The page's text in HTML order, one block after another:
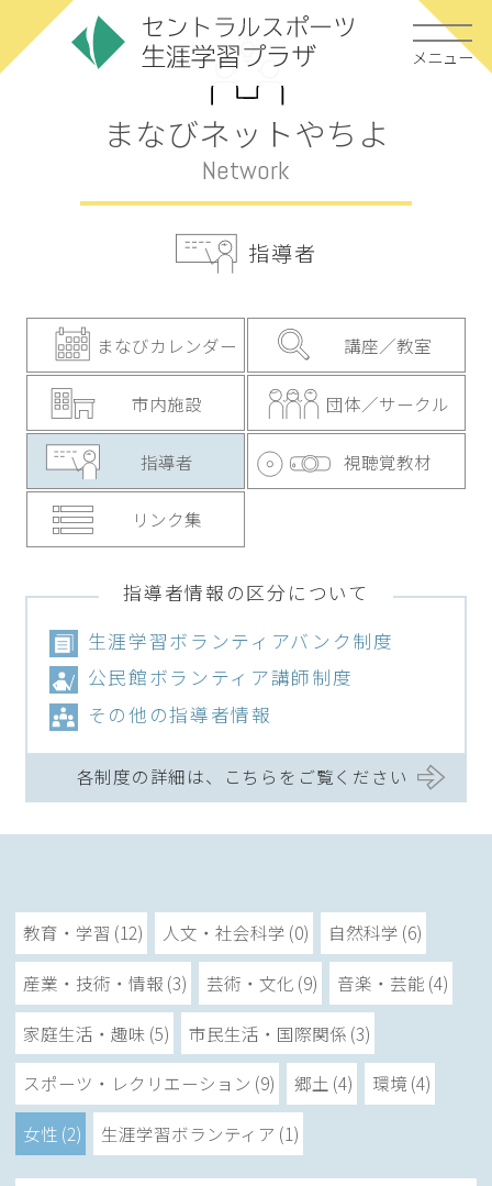
メニュー
まなびネットやちよ
Network
指導者
まなびカレンダー 講座／教室
市内施設 団体／サークル
指導者 視聴覚教材
リンク集
指導者情報の区分について
生涯学習ボランティアバンク制度
公民館ボランティア講師制度
その他の指導者情報
各制度の詳細は、こちらをご覧ください
教育・学習 (12) 人文・社会科学 (0) 自然科学 (6)
産業・技術・情報 (3) 芸術・文化 (9) 音楽・芸能 (4)
家庭生活・趣味 (5) 市民生活・国際関係 (3)
スポーツ・レクリエーション (9) 郷土 (4) 環境 (4)
女性 (2) 生涯学習ボランティア (1)